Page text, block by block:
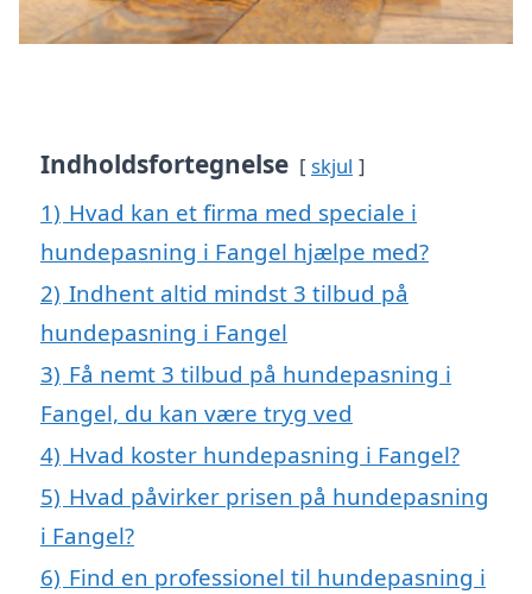
Indholdsfortegnelse skjul
1) Hvad kan et firma med speciale i
hundepasning i Fangel hjælpe med?
2) Indhent altid mindst 3 tilbud på
hundepasning i Fangel
3) Få nemt 3 tilbud på hundepasning i
Fangel, du kan være tryg ved
4) Hvad koster hundepasning i Fangel?
5) Hvad påvirker prisen på hundepasning
i Fangel?
6) Find en professionel til hundepasning i